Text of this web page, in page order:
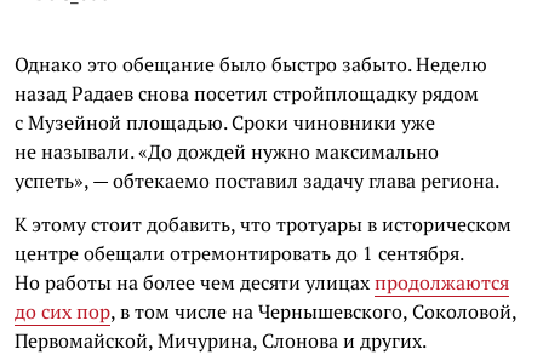
Однако это обещание было быстро забыто. Неделю
назад Радаев снова посетил стройплощадку рядом
с Музейной площадью. Сроки чиновники уже
не называли. «До дождей нужно максимально
успеть», — обтекаемо поставил задачу глава региона.
К этому стоит добавить, что тротуары в историческом
центре обещали отремонтировать до 1 сентября.
Но работы на более чем десяти улицахпродолжаются
до сих пор, в том числе на Чернышевского, Соколовой,
Первомайской, Мичурина, Слонова и других.